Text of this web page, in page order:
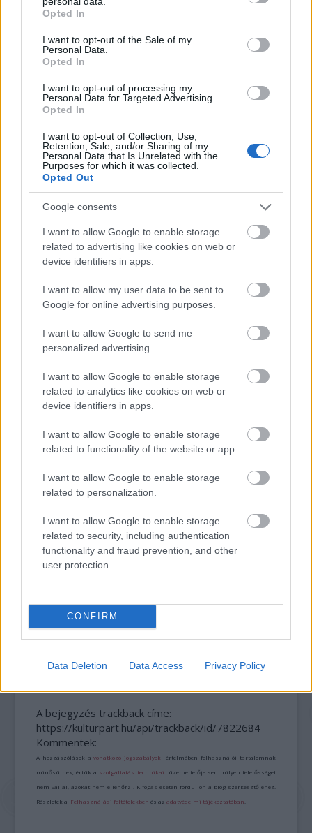
grant or deny consent to Google and its third-party tags to
use your data for below specified purposes in below Google
consent section.
Opted In
I want to opt-out of the Sale of my
Personal Data.
Opted In
I want to opt-out of processing my
Personal Data for Targeted Advertising.
Opted In
I want to opt-out of Collection, Use,
Retention, Sale, and/or Sharing of my
Personal Data that Is Unrelated with the
Purposes for which it was collected.
Opted Out
Google consents
I want to allow Google to enable storage
related to advertising like cookies on web or
device identifiers in apps.
I want to allow my user data to be sent to
Google for online advertising purposes.
I want to allow Google to send me
personalized advertising.
I want to allow Google to enable storage
related to analytics like cookies on web or
device identifiers in apps.
I want to allow Google to enable storage
related to functionality of the website or app.
I want to allow Google to enable storage
related to personalization.
I want to allow Google to enable storage
related to security, including authentication
functionality and fraud prevention, and other
user protection.
CONFIRM
Data Deletion Data Access Privacy Policy
tanácsának tagja Kocsis Tibor és Molnár
Székely Orsolya rendező-producer, Tóth
Erzsébet, az MMK főtitkára, Veressné Kozma
Gábor producer és Hermann Krisztina, a
Magyar Filmművészek Szövetségének
Forrás:kultura.hu
Film
SZEMBE MERSZ NÉZNI AZZAL, AKIVÉ
VÁLHATTÁL VOLNA?
TERMÉSZETFELETTI ERŐK ÉS ELFELEDETT
NYOMÁBAN MAGYAR ELŐZETESE
SZÁGULDÁS, SÁRKÁNYOK, ROSSZFIÚK – A NYÁR
A bejegyzés trackback címe:
https://kulturpart.hu/api/trackback/id/7822684
Kommentek:
A hozzászólások avonatkozó jogszabályok értelmében felhasználói tartalomnak
minősülnek, értük a szolgáltatás technikai üzemeltetője semmilyen felelősséget
nem vállal, azokat nem ellenőrzi. Kifogás esetén forduljon a blog szerkesztőjéhez.
Részletek a Felhasználási feltételekben és azadatvédelmi tájékoztatóban